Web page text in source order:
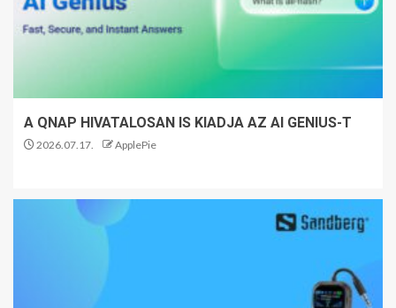
A QNAP HIVATALOSAN IS KIADJA AZ AI GENIUS-T
2026.07.17. ApplePie